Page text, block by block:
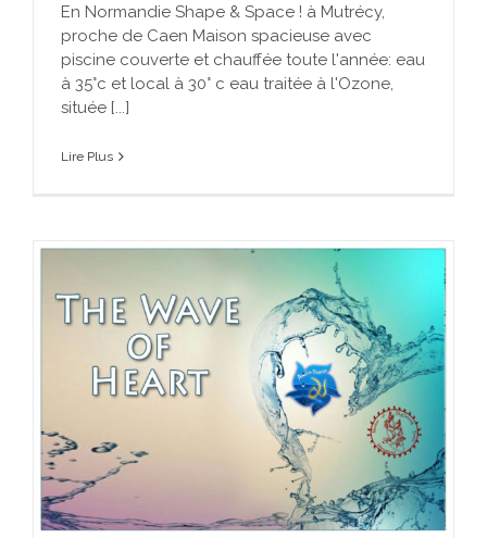
En Normandie Shape & Space ! à Mutrécy,
proche de Caen Maison spacieuse avec
piscine couverte et chauffée toute l'année: eau
à 35°c et local à 30° c eau traitée à l'Ozone,
située [...]
Lire Plus